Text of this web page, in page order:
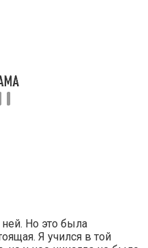
Но это была
Я учился в той